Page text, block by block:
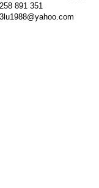
891 351